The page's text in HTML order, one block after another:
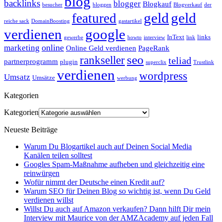
backlinks besucher bloggen blogger Blogkauf Blogverkauf der
reiche sack DomainBoosting featured gastartikel geld geld
verdienen gewerbe google howto interview InText link links
marketing online Online Geld verdienen PageRank
partnerprogramm plugin ranksellerseo superclix teliad Trustlink
Umsatz Umsätze verdienen werbung wordpress
Kategorien
Kategorien
Neueste Beiträge
Warum Du Blogartikel auch auf Deinen Social Media
Kanälen teilen solltest
Googles Spam-Maßnahme aufheben und gleichzeitig eine
reinwürgen
Wofür nimmt der Deutsche einen Kredit auf?
Warum SEO für Deinen Blog so wichtig ist, wenn Du Geld
verdienen willst
Willst Du auch auf Amazon verkaufen? Dann hilft Dir mein
Interview mit Maurice von der AMZAcademy auf jeden Fall